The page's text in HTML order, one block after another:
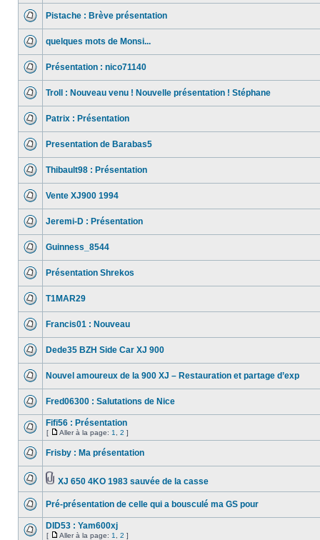
Pistache : Brève présentation
quelques mots de Monsi...
Présentation : nico71140
Troll : Nouveau venu ! Nouvelle présentation ! Stéphane
Patrix : Présentation
Presentation de Barabas5
Thibault98 : Présentation
Vente XJ900 1994
Jeremi-D : Présentation
Guinness_8544
Présentation Shrekos
T1MAR29
Francis01 : Nouveau
Dede35 BZH Side Car XJ 900
Nouvel amoureux de la 900 XJ – Restauration et partage d’exp
Fred06300 : Salutations de Nice
Fifi56 : Présentation
[ Aller à la page: 1 2 ]
Frisby : Ma présentation
XJ 650 4KO 1983 sauvée de la casse
Pré-présentation de celle qui a bousculé ma GS pour
DID53 : Yam600xj
[ Aller à la page: 1 2 ]